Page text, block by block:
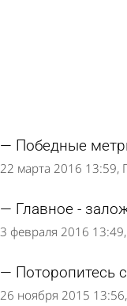
Победные
22 марта 2016 13:59
Главное -
3 февраля 2016 13:49
Поторопитесь
26 ноября 2015 13:56